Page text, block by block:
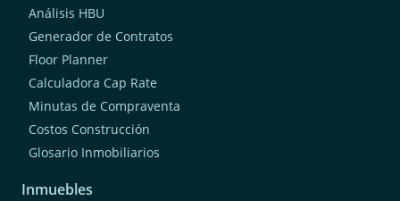
Análisis HBU
Generador de Contratos
Floor Planner
Calculadora Cap Rate
Minutas de Compraventa
Costos Construcción
Glosario Inmobiliarios
Inmuebles